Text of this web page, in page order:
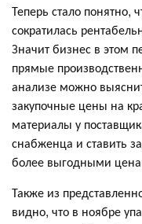
Теперь стало понятно,
сократилась
Значит бизнес в этом
прямые
анализе можно
закупочные цены на
материалы у
снабженца и ставить
более выгодными
Также из
видно, что в ноябре